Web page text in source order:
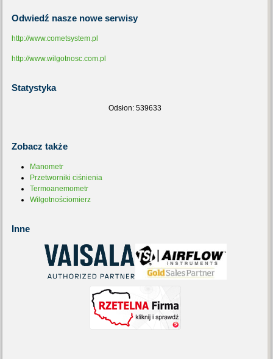
Odwiedź nasze nowe serwisy
http://www.cometsystem.pl
http://www.wilgotnosc.com.pl
Statystyka
Odsłon: 539633
Zobacz także
Manometr
Przetworniki ciśnienia
Termoanemometr
Wilgotnościomierz
Inne